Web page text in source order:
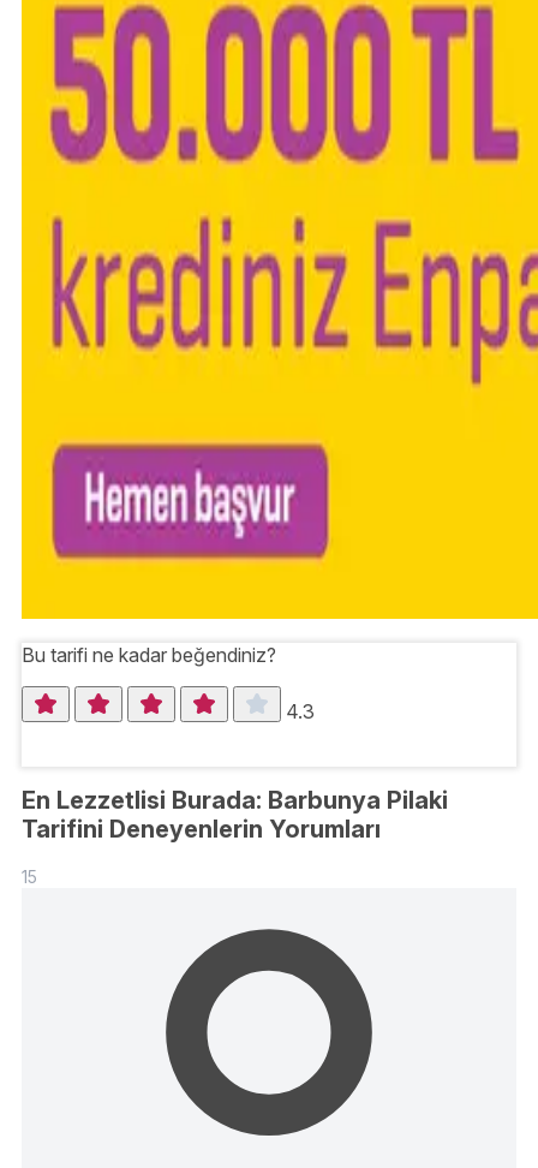
Bu tarifi ne kadar beğendiniz?
4.3
En Lezzetlisi Burada: Barbunya Pilaki
Tarifini Deneyenlerin Yorumları
15